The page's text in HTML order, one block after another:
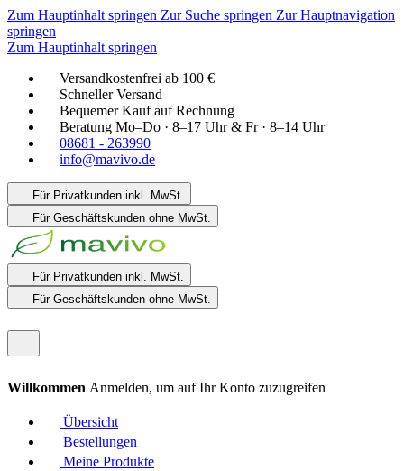
Zum Hauptinhalt springen Zur Suche springen Zur Hauptnavigation
springen
Zum Hauptinhalt springen
Versandkostenfrei ab 100 €
Schneller Versand
Bequemer Kauf auf Rechnung
Beratung Mo–Do · 8–17 Uhr & Fr · 8–14 Uhr
08681 - 263990
info@mavivo.de
Für Privatkunden inkl. MwSt.
Für Geschäftskunden ohne MwSt.
Für Privatkunden inkl. MwSt.
Für Geschäftskunden ohne MwSt.
Willkommen Anmelden, um auf Ihr Konto zuzugreifen
Übersicht
Bestellungen
Meine Produkte